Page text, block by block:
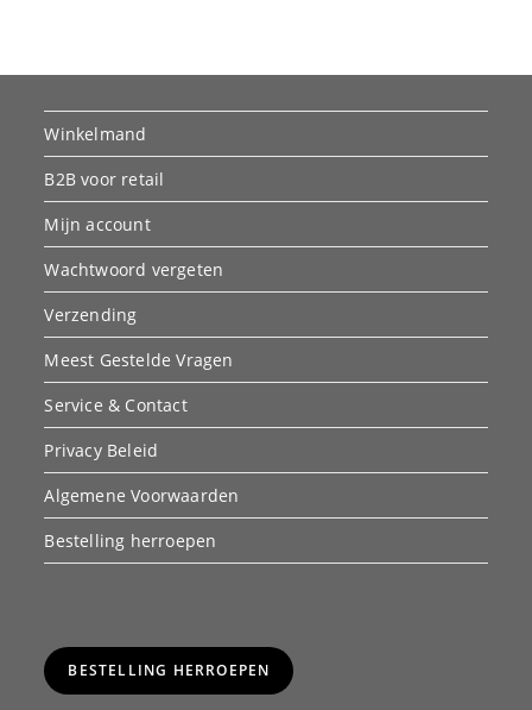
Winkelmand
B2B voor retail
Mijn account
Wachtwoord vergeten
Verzending
Meest Gestelde Vragen
Service & Contact
Privacy Beleid
Algemene Voorwaarden
Bestelling herroepen
BESTELLING HERROEPEN